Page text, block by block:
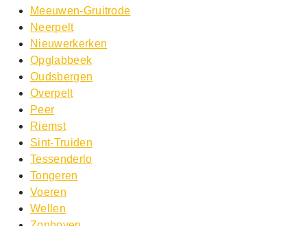
Meeuwen-Gruitrode
Neerpelt
Nieuwerkerken
Opglabbeek
Oudsbergen
Overpelt
Peer
Riemst
Sint-Truiden
Tessenderlo
Tongeren
Voeren
Wellen